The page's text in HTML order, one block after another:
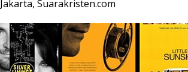
Jakarta, Suarakristen.com